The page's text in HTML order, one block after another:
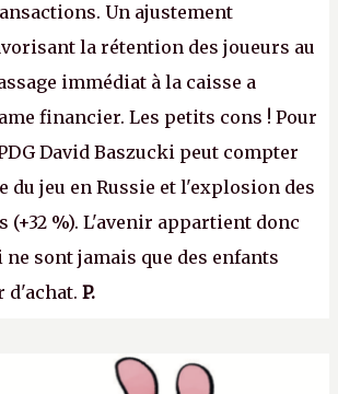
Un ajustement
la rétention des joueurs au
immédiat à la caisse a
financier. Les petits cons ! Pour
David Baszucki peut compter
du jeu en Russie et l'explosion des
(+32 %). L'avenir appartient donc
ne sont jamais que des enfants
d'achat. P.